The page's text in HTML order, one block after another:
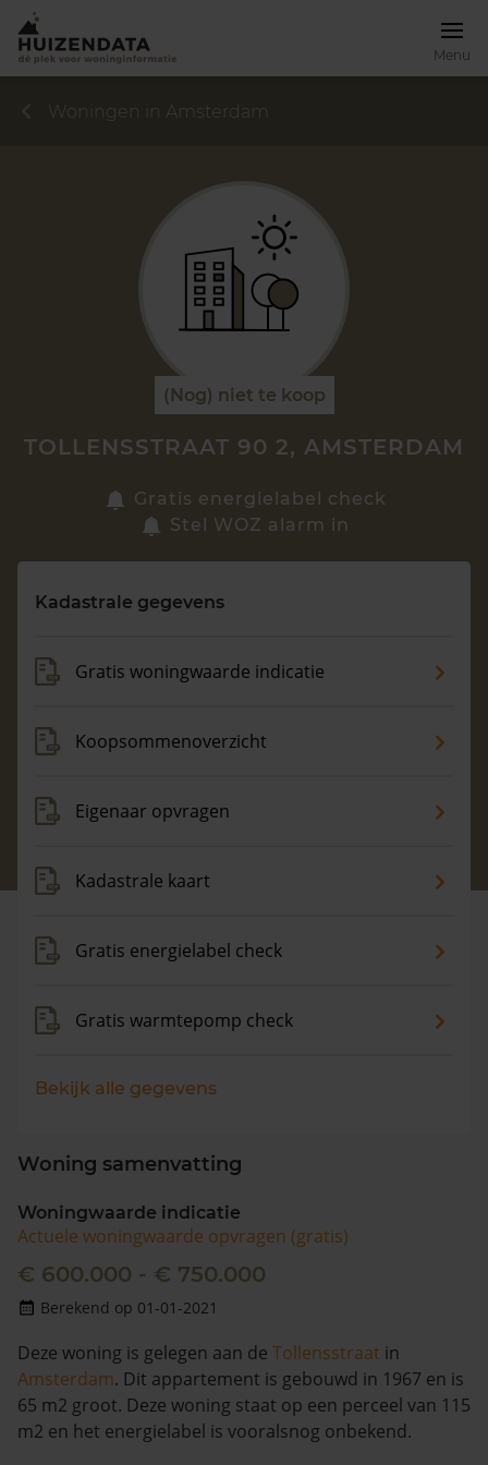
Menu
Zoek een woning
Maandag t/m vrijdag - 08:00 -18:00
Woningen in Amsterdam
(Nog) niet te koop
TOLLENSSTRAAT 90 2, AMSTERDAM
Gratis energielabel check
Stel WOZ alarm in
Kadastrale gegevens
Gratis woningwaarde indicatie
Koopsommenoverzicht
Eigenaar opvragen
Kadastrale kaart
Gratis energielabel check
Gratis warmtepomp check
Bekijk alle gegevens
Woning samenvatting
Woningwaarde indicatie
Actuele woningwaarde opvragen (gratis)
€ 600.000 - € 750.000
Berekend op 01-01-2021
Deze woning is gelegen aan de Tollensstraat in
Amsterdam. Dit appartement is gebouwd in 1967 en is
65 m2 groot. Deze woning staat op een perceel van 115
m2 en het energielabel is vooralsnog onbekend.